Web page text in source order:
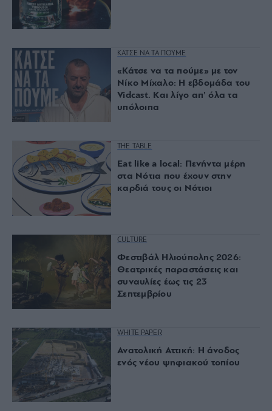
ΚΑΤΣΕ ΝΑ ΤΑ ΠΟΥΜΕ
«Κάτσε να τα πούμε» με τον
Νίκο Μίχαλο: Η εβδομάδα του
Vidcast. Και λίγο απ’ όλα τα
υπόλοιπα
THE TABLE
Eat like a local: Πενήντα μέρη
στα Nότια που έχουν στην
καρδιά τους οι Nότιοι
CULTURE
Φεστιβάλ Ηλιούπολης 2026:
Θεατρικές παραστάσεις και
συναυλίες έως τις 23
Σεπτεμβρίου
WHITE PAPER
Ανατολική Αττική: Η άνοδος
ενός νέου ψηφιακού τοπίου